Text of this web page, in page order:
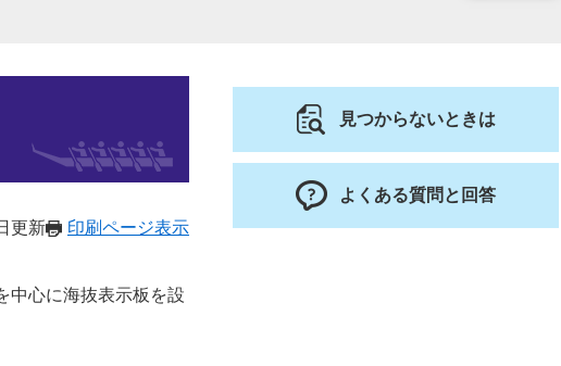
更新 印刷ページ表示
中心に海抜表示板を設
見つからないときは
よくある質問と回答